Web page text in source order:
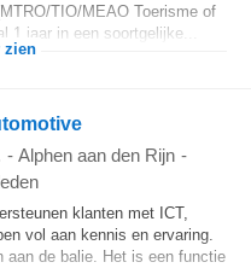
TIO/MEAO Toerisme of
jaar in een soortgelijke...
zien
- Alphen aan den Rijn -
klanten met ICT,
vol aan kennis en ervaring.
aan de balie. Het is een functie